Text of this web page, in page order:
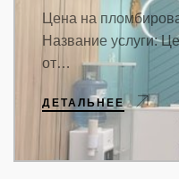
Цена на
Название услуги:
от…
ДЕТАЛЬНЕЕ